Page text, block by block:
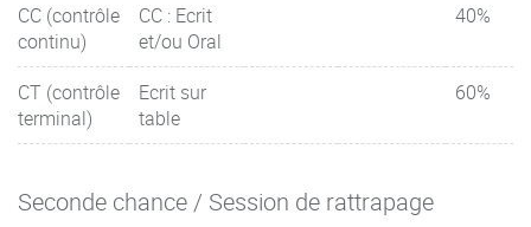
CC (contrôle
continu)
CC : Ecrit
et/ou Oral
40%
CT (contrôle
terminal)
Ecrit sur
table
60%
Seconde chance / Session de rattrapage